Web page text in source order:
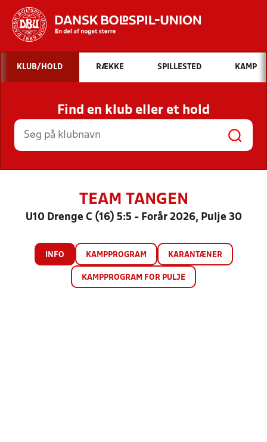
Hvad vil du søge efter?
INDHOLD OG NYHEDER
STILLINGER, RESULTATER, KLUBBER OG
HOLD
KLUB/HOLD RÆKKE SPILLESTED KAMP
Find en klub eller et hold
TEAM TANGEN
U10 Drenge C (16) 5:5 - Forår 2026, Pulje 30
INFO KAMPPROGRAM KARANTÆNER
KAMPPROGRAM FOR PULJE